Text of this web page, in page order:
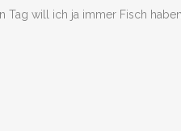
will ich ja immer Fisch